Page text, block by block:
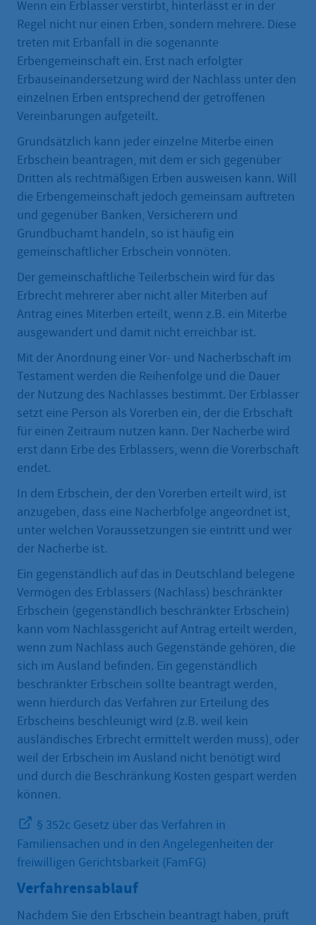
Wenn ein Erblasser verstirbt, hinterlässt er in der
Regel nicht nur einen Erben, sondern mehrere. Diese
treten mit Erbanfall in die sogenannte
Erbengemeinschaft ein. Erst nach erfolgter
Erbauseinandersetzung wird der Nachlass unter den
einzelnen Erben entsprechend der getroffenen
Vereinbarungen aufgeteilt.
Grundsätzlich kann jeder einzelne Miterbe einen
Erbschein beantragen, mit dem er sich gegenüber
Dritten als rechtmäßigen Erben ausweisen kann. Will
die Erbengemeinschaft jedoch gemeinsam auftreten
und gegenüber Banken, Versicherern und
Grundbuchamt handeln, so ist häufig ein
gemeinschaftlicher Erbschein vonnöten.
Der gemeinschaftliche Teilerbschein wird für das
Erbrecht mehrerer aber nicht aller Miterben auf
Antrag eines Miterben erteilt, wenn z.B. ein Miterbe
ausgewandert und damit nicht erreichbar ist.
Mit der Anordnung einer Vor- und Nacherbschaft im
Testament werden die Reihenfolge und die Dauer
der Nutzung des Nachlasses bestimmt. Der Erblasser
setzt eine Person als Vorerben ein, der die Erbschaft
für einen Zeitraum nutzen kann. Der Nacherbe wird
erst dann Erbe des Erblassers, wenn die Vorerbschaft
endet.
In dem Erbschein, der den Vorerben erteilt wird, ist
anzugeben, dass eine Nacherbfolge angeordnet ist,
unter welchen Voraussetzungen sie eintritt und wer
der Nacherbe ist.
Ein gegenständlich auf das in Deutschland belegene
Vermögen des Erblassers (Nachlass) beschränkter
Erbschein (gegenständlich beschränkter Erbschein)
kann vom Nachlassgericht auf Antrag erteilt werden,
wenn zum Nachlass auch Gegenstände gehören, die
sich im Ausland befinden. Ein gegenständlich
beschränkter Erbschein sollte beantragt werden,
wenn hierdurch das Verfahren zur Erteilung des
Erbscheins beschleunigt wird (z.B. weil kein
ausländisches Erbrecht ermittelt werden muss), oder
weil der Erbschein im Ausland nicht benötigt wird
und durch die Beschränkung Kosten gespart werden
können.
§ 352c Gesetz über das Verfahren in
Familiensachen und in den Angelegenheiten der
freiwilligen Gerichtsbarkeit (FamFG)
Verfahrensablauf
Nachdem Sie den Erbschein beantragt haben, prüft